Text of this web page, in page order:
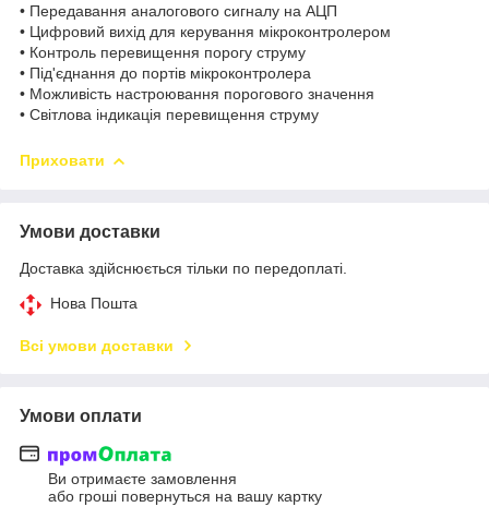
• Передавання аналогового сигналу на АЦП
• Цифровий вихід для керування мікроконтролером
• Контроль перевищення порогу струму
• Під'єднання до портів мікроконтролера
• Можливість настроювання порогового значення
• Світлова індикація перевищення струму
Приховати
Умови доставки
Доставка здійснюється тільки по передоплаті.
Нова Пошта
Всі умови доставки
Умови оплати
Ви отримаєте замовлення
або гроші повернуться на вашу картку